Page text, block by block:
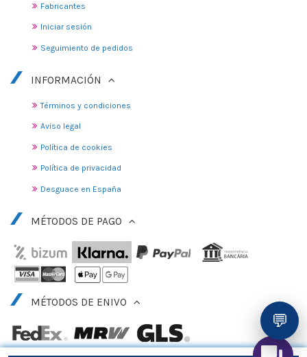
Fabricantes
Iniciar sesión
Seguimiento de pedidos
INFORMACIÓN
Términos y condiciones
Aviso legal
Política de cookies
Política de privacidad
Desguace en España
MÉTODOS DE PAGO
MÉTODOS DE ENIVO
💬